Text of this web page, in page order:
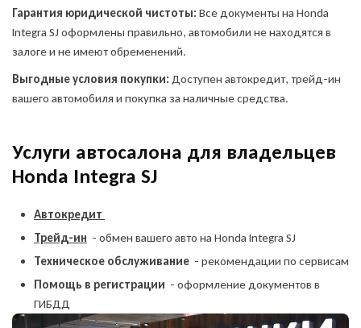
Гарантия юридической чистоты: Все документы на Honda
Integra SJ оформлены правильно, автомобили не находятся в
залоге и не имеют обременений.
Выгодные условия покупки: Доступен автокредит, трейд-ин
вашего автомобиля и покупка за наличные средства.
Услуги автосалона для владельцев
Honda Integra SJ
Автокредит
Трейд-ин - обмен вашего авто на Honda Integra SJ
Техническое обслуживание - рекомендации по сервисам
Помощь в регистрации - оформление документов в
ГИБДД